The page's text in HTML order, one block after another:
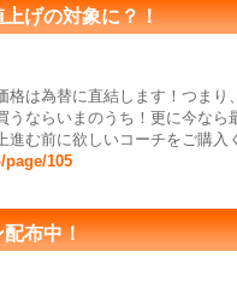
げの対象に？！
格は為替に直結します！つまり
ならいまのうち！更に今なら
む前に欲しいコーチをご購入
105
配布中！